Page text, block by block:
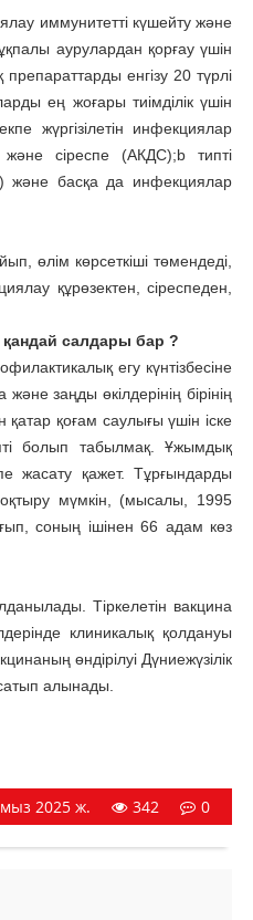
иммунитетті күшейту және
аурулардан қорғау үшін
енгізу 20 түрлі
ең жоғары тиімділік үшін
жүргізілетін инфекциялар
сіреспе (АКДС);b типті
және басқа да инфекциялар
өлім көрсеткіші төмендеді,
құрөзектен, сіреспеден,
қандай салдары бар ?
егу күнтізбесіне
заңды өкілдерінің бірінің
қатар қоғам саулығы үшін іске
болып табылмақ. Ұжымдық
жасату қажет. Тұрғындарды
мүмкін, (мысалы, 1995
соның ішінен 66 адам көз
Тіркелетін вакцина
клиникалық қолдануы
өндірілуі Дүниежүзілік
алынады.
2025 ж. 342 0